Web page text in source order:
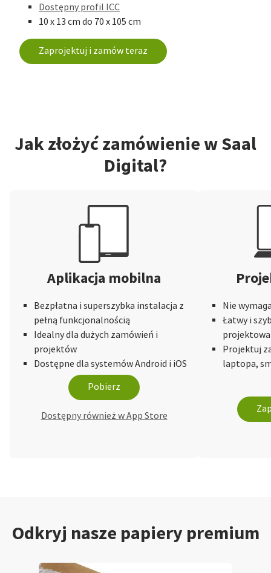
Dostępny profil ICC
10 x 13 cm do 70 x 105 cm
Zaprojektuj i zamów teraz
Jak złożyć zamówienie w Saal
Digital?
Aplikacja mobilna
Bezpłatna i superszybka instalacja z
pełną funkcjonalnością
Idealny dla dużych zamówień i
projektów
Dostępne dla systemów Android i iOS
Pobierz
Dostępny również w App Store
Nie
Łatwy i
Projektuj
laptopa,
Odkryj nasze papiery premium